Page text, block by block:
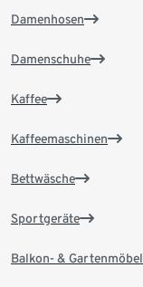
Damenhosen
Damenschuhe
Kaffee
Kaffeemaschinen
Bettwäsche
Sportgeräte
Balkon- & Gartenmöbel